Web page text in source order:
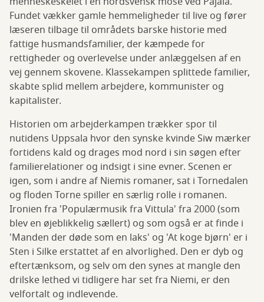
Fundet vækker gamle hemmeligheder til live og fører
læseren tilbage til områdets barske historie med
fattige husmandsfamilier, der kæmpede for
rettigheder og overlevelse under anlæggelsen af en
vej gennem skovene. Klassekampen splittede familier,
skabte splid mellem arbejdere, kommunister og
kapitalister.
Historien om arbejderkampen trækker spor til
nutidens Uppsala hvor den synske kvinde Siw mærker
fortidens kald og drages mod nord i sin søgen efter
familierelationer og indsigt i sine evner. Scenen er
igen, som i andre af Niemis romaner, sat i Tornedalen
og floden Torne spiller en særlig rolle i romanen.
Ironien fra 'Populærmusik fra Vittula' fra 2000 (som
blev en øjeblikkelig sællert) og som også er at finde i
'Manden der døde som en laks' og 'At koge bjørn' er i
Sten i Silke erstattet af en alvorlighed. Den er dyb og
eftertænksom, og selv om den synes at mangle den
drilske lethed vi tidligere har set fra Niemi, er den
velfortalt og indlevende.